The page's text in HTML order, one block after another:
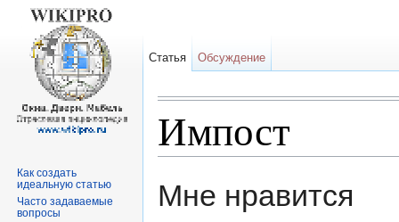
Импост
Мне нравится
Статья Обсуждение
Как создать
идеальную статью
Часто задаваемые
вопросы